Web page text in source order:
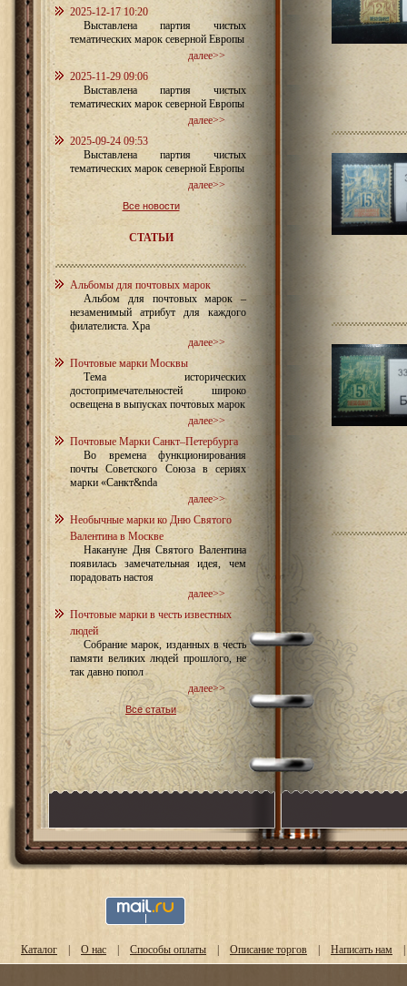
2025-12-17 10:20
Выставлена партия чистых
тематических марок северной Европы
далее>>
2025-11-29 09:06
Выставлена партия чистых
тематических марок северной Европы
далее>>
2025-09-24 09:53
Выставлена партия чистых
тематических марок северной Европы
далее>>
Все новости
СТАТЬИ
Альбомы для почтовых марок
Альбом для почтовых марок –
незаменимый атрибут для каждого
филателиста. Хра
далее>>
Почтовые марки Москвы
Тема исторических
достопримечательностей широко
освещена в выпусках почтовых марок
далее>>
Почтовые Марки Санкт–Петербурга
Во времена функционирования
почты Советского Союза в сериях
марки «Санкт&nda
далее>>
Необычные марки ко Дню Святого
Валентина в Москве
Накануне Дня Святого Валентина
появилась замечательная идея, чем
порадовать настоя
далее>>
Почтовые марки в честь известных
людей
Собрание марок, изданных в честь
памяти великих людей прошлого, не
так давно попол
далее>>
Все статьи
Каталог О нас Способы оплаты Описание торгов Написать нам